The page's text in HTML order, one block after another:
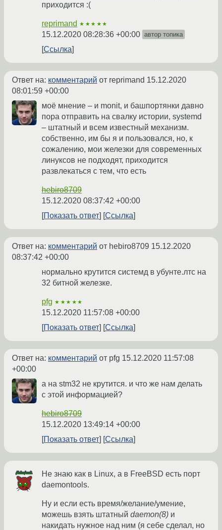
приходится :(
reprimand ★★★★★
15.12.2020 08:28:36 +00:00 автор топика
Ссылка
Ответ на: комментарий от reprimand 15.12.2020
08:01:59 +00:00
моё мнение – и monit, и башпортянки давно
пора отправить на свалку истории, systemd
– штатный и всем известный механизм.
собственно, им бы я и пользовался, но, к
сожалению, мои железки для современных
линуксов не подходят, приходится
развлекаться с тем, что есть
hebiro8709
15.12.2020 08:37:42 +00:00
Показать ответ
Ссылка
Ответ на: комментарий от hebiro8709 15.12.2020
08:37:42 +00:00
нормально крутится системд в убунте.лтс на
32 битной железке.
pfg ★★★★★
15.12.2020 11:57:08 +00:00
Показать ответ
Ссылка
Ответ на: комментарий от pfg 15.12.2020 11:57:08
+00:00
а на stm32 не крутится. и что же нам делать
с этой информацией?
hebiro8709
15.12.2020 13:49:14 +00:00
Показать ответ
Ссылка
Не знаю как в Linux, а в FreeBSD есть порт
daemontools.
Ну и если есть время/желание/умение,
можешь взять штатный daemon(8) и
накидать нужное над ним (я себе сделал, но